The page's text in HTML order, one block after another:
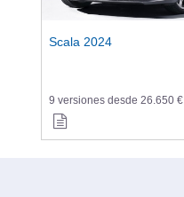
Scala 2024
9 versiones desde 26.650 €